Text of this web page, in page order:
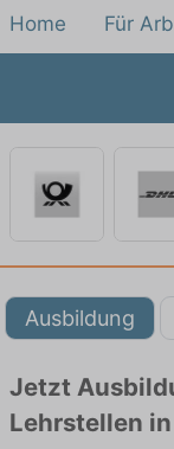
Home Für
Ausbildung
Jetzt
Lehrstellen